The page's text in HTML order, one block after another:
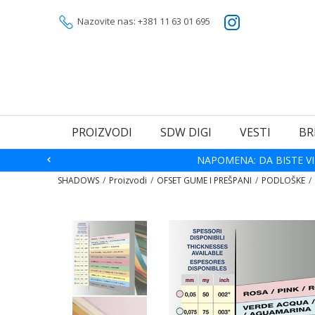
Nazovite nas: +381 11 63 01 695
PROIZVODI SDW DIGI VESTI
NAPOMENA: DA BISTE
SHADOWS Proizvodi OFSET GUME I PREŠPANI PODLOŠKE